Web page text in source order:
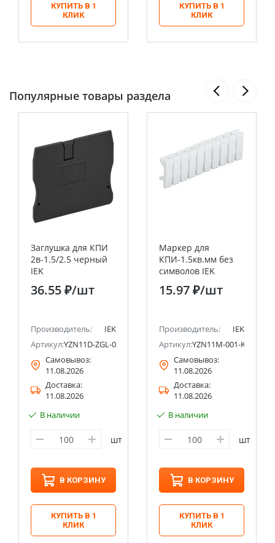
КУПИТЬ В 1
КЛИК
КУПИТЬ В 1
КЛИК
Популярные товары раздела
Заглушка для КПИ
2в-1.5/2.5 черный
IEK
36.55 ₽/шт
Производитель:
IEK
Артикул:YZN11D-ZGL-002-K02
Самовывоз:
11.08.2026
Доставка:
11.08.2026
В наличии
шт
В КОРЗИНУ
КУПИТЬ В 1
КЛИК
Маркер для
КПИ-1.5кв.мм без
символов IEK
15.97 ₽/шт
Производитель:
IEK
Артикул:YZN11M-001-K00
Самовывоз:
11.08.2026
Доставка:
11.08.2026
В наличии
шт
В КОРЗИНУ
КУПИТЬ В 1
КЛИК